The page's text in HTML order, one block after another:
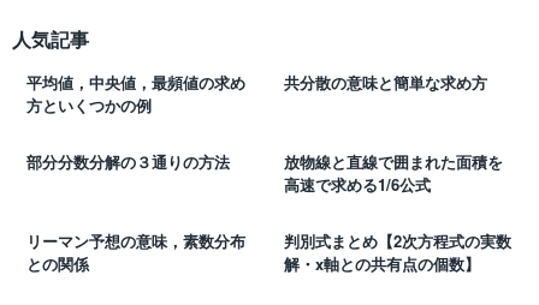
人気記事
平均値，中央値，最頻値の求め
方といくつかの例
共分散の意味と簡単な求め方
部分分数分解の３通りの方法
放物線と直線で囲まれた面積を
高速で求める1/6公式
リーマン予想の意味，素数分布
との関係
判別式まとめ【2次方程式の実数
解・x軸との共有点の個数】